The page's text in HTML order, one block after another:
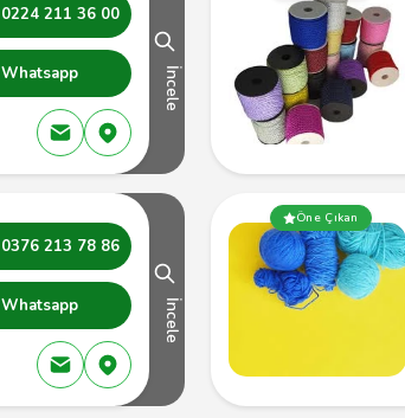
0224 211 36 00
Whatsapp İncele
0376 213 78 86
Whatsapp İncele
Öne Çıkan